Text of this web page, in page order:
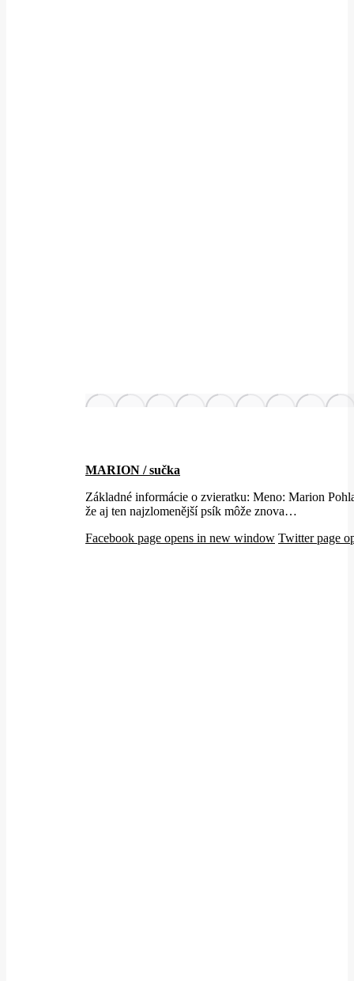
MARION / sučka
Základné informácie o zvieratku: Meno: Marion
že aj ten najzlomenější psík môže znova…
Facebook page opens in new window Twitter page